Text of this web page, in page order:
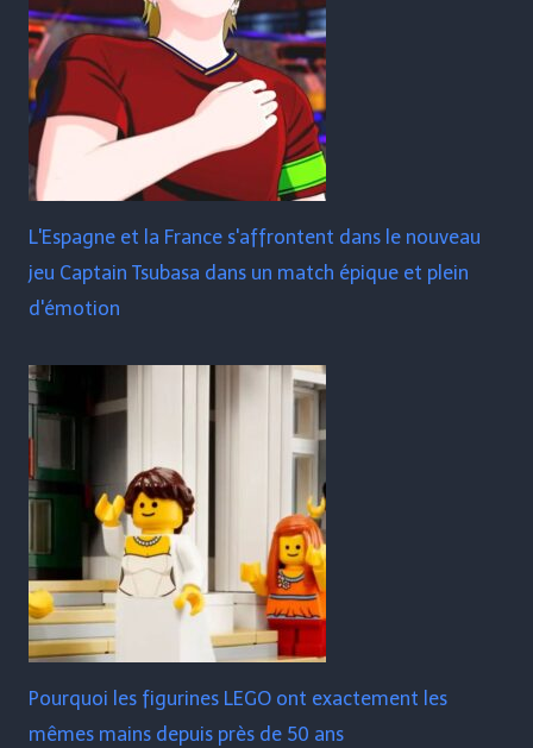
L'Espagne et la France s'affrontent dans le nouveau
jeu Captain Tsubasa dans un match épique et plein
d'émotion
Pourquoi les figurines LEGO ont exactement les
mêmes mains depuis près de 50 ans